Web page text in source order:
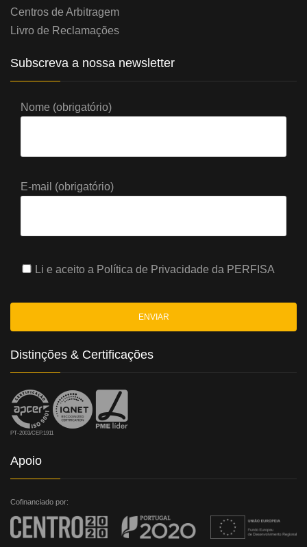
Centros de Arbitragem
Livro de Reclamações
Subscreva a nossa newsletter
Nome (obrigatório)
E-mail (obrigatório)
Li e aceito a Política de Privacidade da PERFISA
Distinções & Certificações
PT-2003/CEP.1911
Apoio
Cofinanciado por: